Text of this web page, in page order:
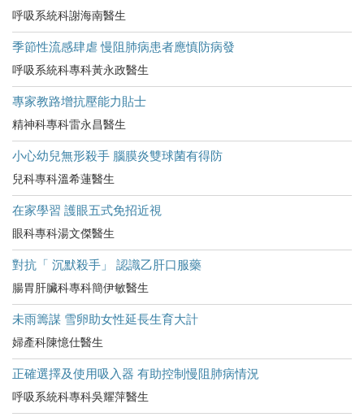
呼吸系統科謝海南醫生
季節性流感肆虐 慢阻肺病患者應慎防病發
呼吸系統科專科黃永政醫生
專家教路增抗壓能力貼士
精神科專科雷永昌醫生
小心幼兒無形殺手 腦膜炎雙球菌有得防
兒科專科溫希蓮醫生
在家學習 護眼五式免招近視
眼科專科湯文傑醫生
對抗「 沉默殺手」 認識乙肝口服藥
腸胃肝臟科專科簡伊敏醫生
未雨籌謀 雪卵助女性延長生育大計
婦產科陳憶仕醫生
正確選擇及使用吸入器 有助控制慢阻肺病情況
呼吸系統科專科吳耀萍醫生